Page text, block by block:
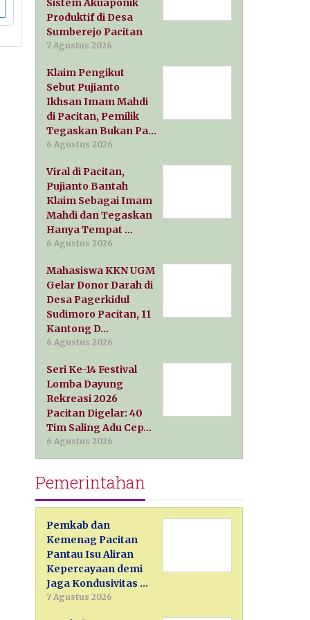
Sistem Akuaponik
Produktif di Desa
Sumberejo Pacitan
7 Agustus 2026
Klaim Pengikut
Sebut Pujianto
Ikhsan Imam Mahdi
di Pacitan, Pemilik
Tegaskan Bukan Pa…
6 Agustus 2026
Viral di Pacitan,
Pujianto Bantah
Klaim Sebagai Imam
Mahdi dan Tegaskan
Hanya Tempat …
6 Agustus 2026
Mahasiswa KKN UGM
Gelar Donor Darah di
Desa Pagerkidul
Sudimoro Pacitan, 11
Kantong D…
6 Agustus 2026
Seri Ke-14 Festival
Lomba Dayung
Rekreasi 2026
Pacitan Digelar: 40
Tim Saling Adu Cep…
6 Agustus 2026
Pemerintahan
Pemkab dan
Kemenag Pacitan
Pantau Isu Aliran
Kepercayaan demi
Jaga Kondusivitas …
7 Agustus 2026